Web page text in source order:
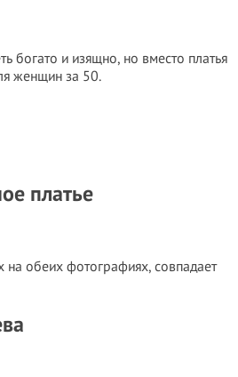
богато и изящно, но вместо платья
женщин за 50.
платье
на обеих фотографиях, совпадает